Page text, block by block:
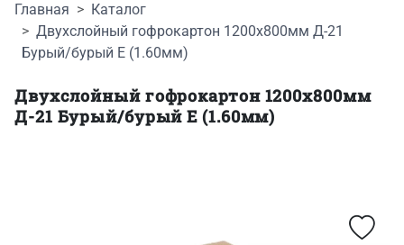
Главная
Каталог
Двухслойный гофрокартон 1200x800мм Д-21
Бурый/бурый E (1.60мм)
Двухслойный гофрокартон 1200x800мм
Д-21 Бурый/бурый E (1.60мм)